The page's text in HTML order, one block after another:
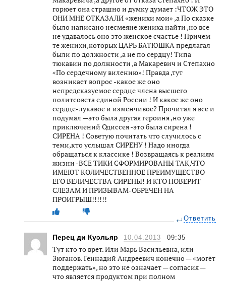
горюет она страшно и думку думает :ЧТОЖ ЭТО
ОНИ МНЕ ОТКАЗАЛИ «женихи мои» ,а По сказке
было написано несмеяне жениха найти ,но все
не удавалось оно это женское счастье ! Причем
те женихи,которых ЦАРЬ БАТЮШКА предлагал
были по должности ,а не по сердцу! Типа
тюкавин по должности ,а Макаревич и Степахно
«По сердечному вилению»! Правда ,тут
возникает вопрос -какое же оно
непредсказуемое сердце члена высшего
политсовета единой России ! И какое же оно
сердце-лукавое и изменчивое? Прочитал я все и
подумал —это была другая героиня ,но уже
приключений Одиссея -это была сирена !
СИРЕНА ! Советую почитать что случилось с
теми,кто услышал СИРЕНУ ! Надо иногда
обращаться к классике ! Возвращаясь к реалиям
жизни -ВСЕ ТИКИ СФОРМИРОВАНЫ ТАК,ЧТО
ИМЕЮТ КОЛИЧЕСТВЕННОЕ ПРЕИМУЩЕСТВО
ЕГО ВЕЛИЧЕСТВА СИРЕНЫ! И КТО ПОВЕРИТ
СЛЕЗАМ И ПРИЗЫВАМ-ОБРЕЧЕН НА
ПРОИГРЫШ!!!!!!
Ответить
Перец ди Куэльяр 10.04.2013 09:35
Тут кто то врет. Или Марь Васильевна, или
Зюганов. Геннадий Андреевич конечно — «могёт
поддержать», но это не означает — согласия —
что является продуктом при полном